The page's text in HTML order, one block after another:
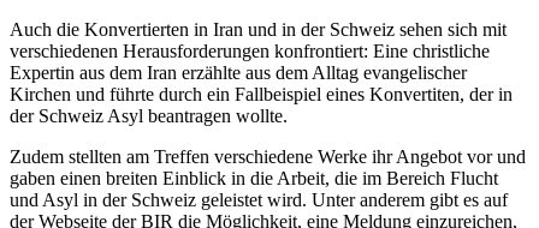
Auch die Konvertierten in Iran und in der Schweiz sehen sich mit
verschiedenen Herausforderungen konfrontiert: Eine christliche
Expertin aus dem Iran erzählte aus dem Alltag evangelischer
Kirchen und führte durch ein Fallbeispiel eines Konvertiten, der in
der Schweiz Asyl beantragen wollte.
Zudem stellten am Treffen verschiedene Werke ihr Angebot vor und
gaben einen breiten Einblick in die Arbeit, die im Bereich Flucht
und Asyl in der Schweiz geleistet wird. Unter anderem gibt es auf
der Webseite der BIR die Möglichkeit, eine Meldung einzureichen,